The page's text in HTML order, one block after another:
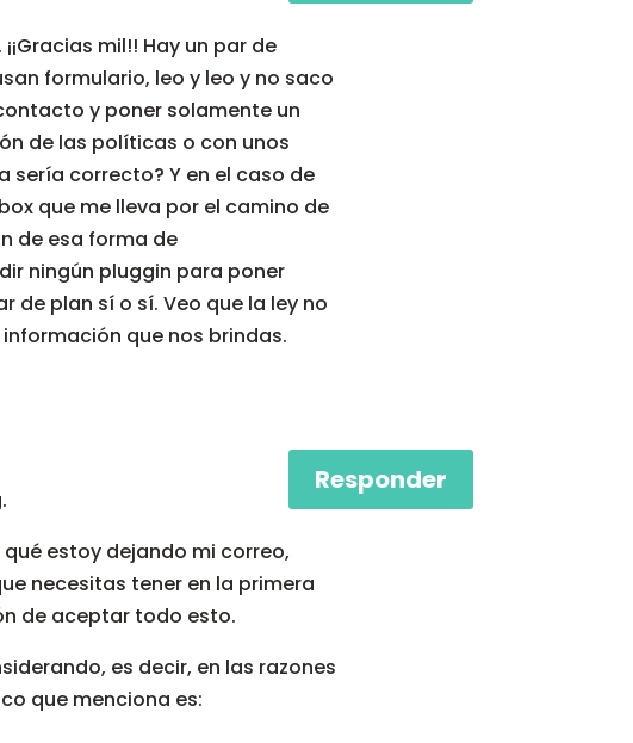
mil!! Hay un par de
formulario, leo y leo y no saco
y poner solamente un
de las políticas o con unos
correcto? Y en el caso de
que me lleva por el camino de
de esa forma de
ningún pluggin para poner
de plan sí o sí. Veo que la ley no
que nos brindas.
estoy dejando mi correo,
necesitas tener en la primera
de aceptar todo esto.
es decir, en las razones
que menciona es:
Responder